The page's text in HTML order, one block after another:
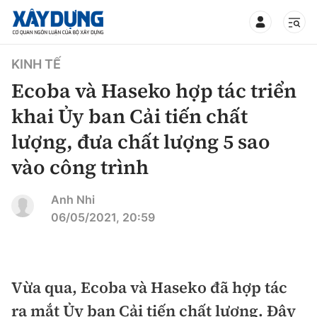
TIN BỘ XÂY DỰNG
CHUYÊN MỤC
Thời sự
Xã hội
Chỉ đạo điều hành
Giao thông
KINH TẾ
Ecoba và Haseko hợp tác triển
khai Ủy ban Cải tiến chất
lượng, đưa chất lượng 5 sao
vào công trình
Anh Nhi
06/05/2021, 20:59
Vừa qua, Ecoba và Haseko đã hợp tác
ra mắt Ủy ban Cải tiến chất lượng. Đây